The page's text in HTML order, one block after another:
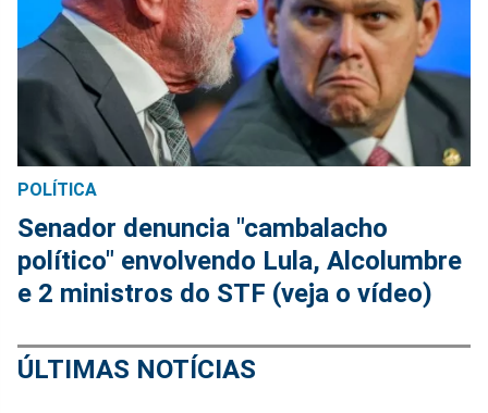
POLÍTICA
Senador denuncia "cambalacho
político" envolvendo Lula, Alcolumbre
e 2 ministros do STF (veja o vídeo)
ÚLTIMAS NOTÍCIAS